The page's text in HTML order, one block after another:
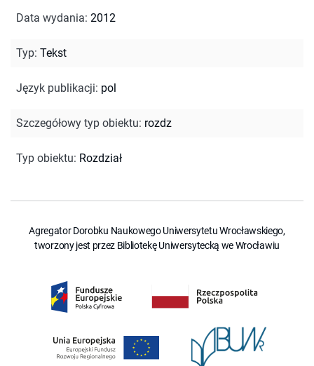
Data wydania: 2012
Typ: Tekst
Język publikacji: pol
Szczegółowy typ obiektu: rozdz
Typ obiektu: Rozdział
Agregator Dorobku Naukowego Uniwersytetu Wrocławskiego,
tworzony jest przez Bibliotekę Uniwersytecką we Wrocławiu